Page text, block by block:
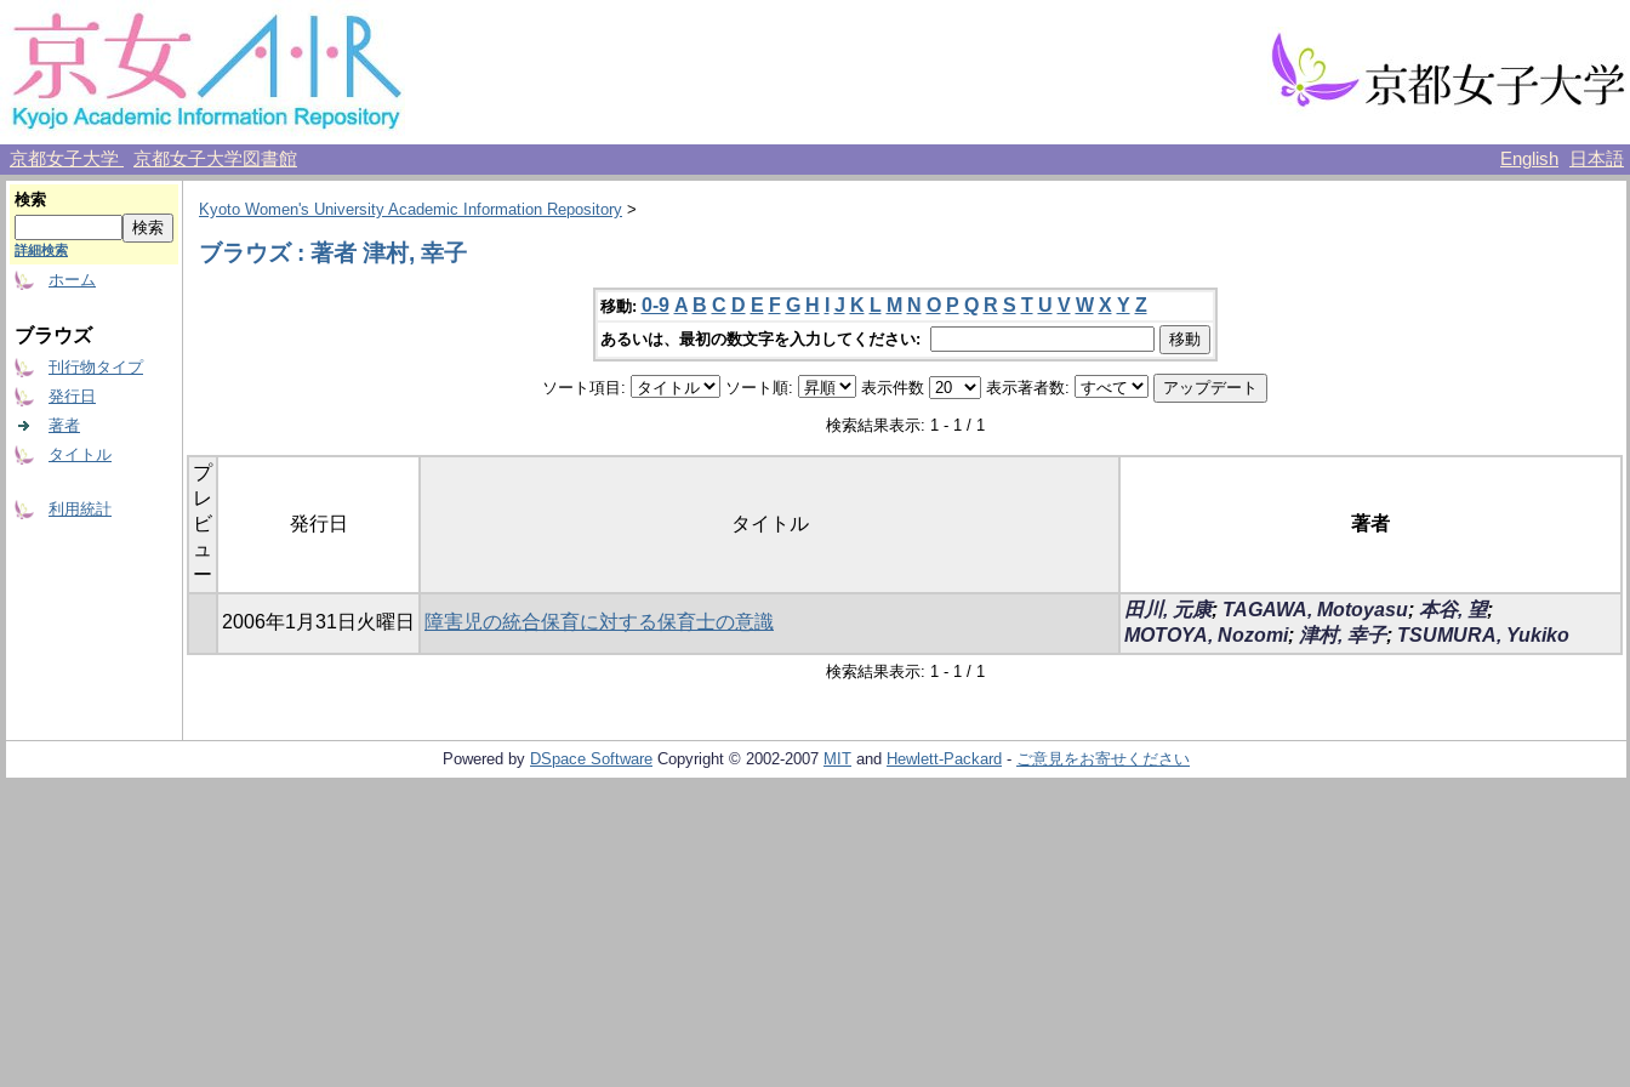
京都女子大学 京都女子大学図書館 English 日本語
検索
詳細検索
ホーム
ブラウズ
刊行物タイプ
発行日
著者
タイトル
利用統計
Kyoto Women's University Academic Information Repository >
ブラウズ : 著者 津村, 幸子
移動: 0-9 A B C D E F G H J K L M N O P Q R S T U V W X Y Z
あるいは、最初の数文字を入力してください:
ソート項目: ソート順: 表示件数 表示著者数:
検索結果表示: 1 - 1 / 1
プ
レ
ビ
ュ
ー
発行日 タイトル 著者
2006年1月31日火曜日 障害児の統合保育に対する保育士の意識
田川, 元康; TAGAWA, Motoyasu; 本谷, 望;
MOTOYA, Nozomi; 津村, 幸子; TSUMURA, Yukiko
検索結果表示: 1 - 1 / 1
Powered by DSpace Software Copyright © 2002-2007 MIT and Hewlett-Packard - ご意見をお寄せください